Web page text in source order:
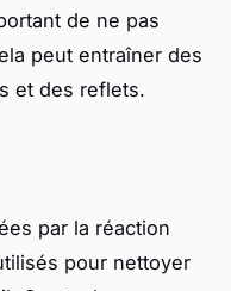
de ne pas
peut entraîner des
et des reflets.
par la réaction
pour nettoyer